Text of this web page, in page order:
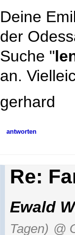
Deine
der
Suche "
an.
gerhard
antworten
Re:
Ewald
Tagen) @